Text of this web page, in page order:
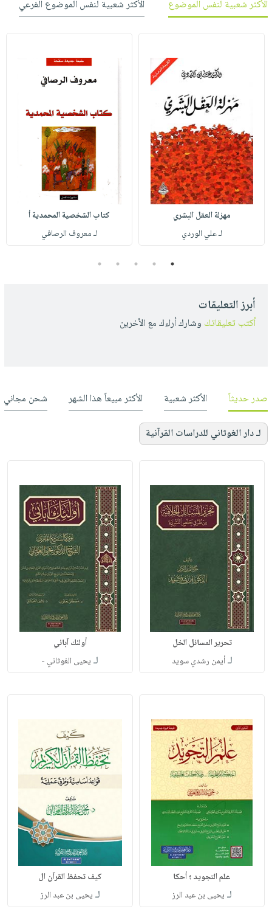
الأكثر شعبية لنفس الموضوع الأكثر شعبية لنفس الموضوع الفرعي
مهزلة العقل البشري
لـ علي الوردي
كتاب الشخصية المحمدية أ
لـ معروف الرصافي
1
2
3
4
5
أبرز التعليقات
أكتب تعليقاتك وشارك أراءك مع الأخرين
صدر حديثاً الأكثر شعبية الأكثر مبيعاً هذا الشهر شحن مجاني
لـ دار الغوثاني للدراسات القرآنية
تحرير المسائل الخل
لـأيمن رشدي سويد
أولئك آبائي
لـ يحيى الغوثاني -
علم التجويد ؛ أحكا
لـ يحيى بن عبد الرز
كيف تحفظ القرآن ال
لـ يحيى بن عبد الرز